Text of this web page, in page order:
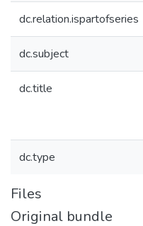
dc.relation.ispartofseries
dc.subject
dc.title
dc.type
Files
Original bundle